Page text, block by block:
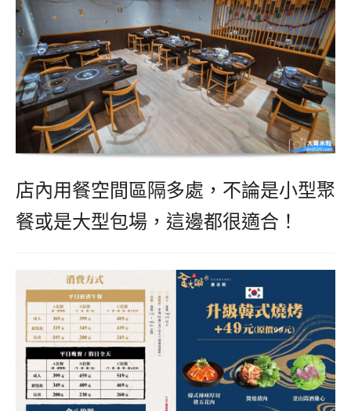
店內用餐空間區隔多處，不論是小型聚
餐或是大型包場，這邊都很適合！